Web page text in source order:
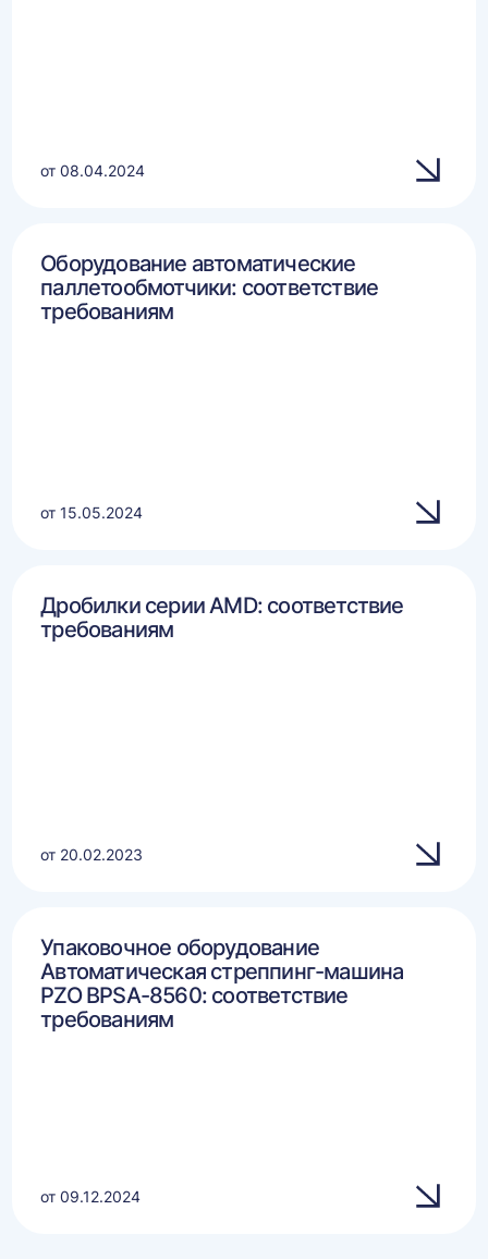
от 08.04.2024
Оборудование автоматические
паллетообмотчики: соответствие
требованиям
от 15.05.2024
Дробилки серии AMD: соответствие
требованиям
от 20.02.2023
Упаковочное оборудование
Автоматическая стреппинг-машина
PZO BPSA-8560: соответствие
требованиям
от 09.12.2024